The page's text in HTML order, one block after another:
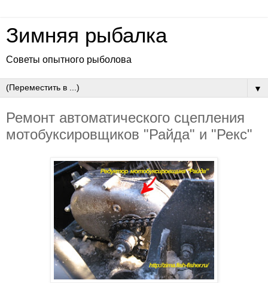
Зимняя рыбалка
Советы опытного рыболова
▼
Ремонт автоматического сцепления
мотобуксировщиков "Райда" и "Рекс"